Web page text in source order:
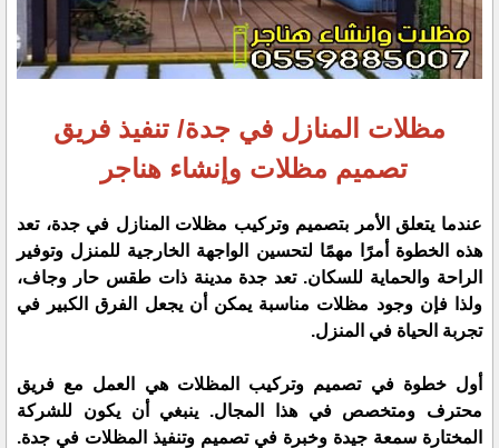
مظلات المنازل في جدة/ تنفيذ فريق
تصميم مظلات وإنشاء هناجر
عندما يتعلق الأمر بتصميم وتركيب مظلات المنازل في جدة، تعد
هذه الخطوة أمرًا مهمًا لتحسين الواجهة الخارجية للمنزل وتوفير
الراحة والحماية للسكان. تعد جدة مدينة ذات طقس حار وجاف،
ولذا فإن وجود مظلات مناسبة يمكن أن يجعل الفرق الكبير في
تجربة الحياة في المنزل.
أول خطوة في تصميم وتركيب المظلات هي العمل مع فريق
محترف ومتخصص في هذا المجال. ينبغي أن يكون للشركة
المختارة سمعة جيدة وخبرة في تصميم وتنفيذ المظلات في جدة.